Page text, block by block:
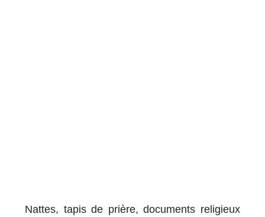
Nattes, tapis de prière, documents religieux